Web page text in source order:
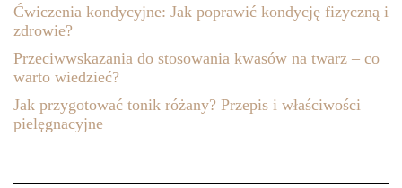
Ćwiczenia kondycyjne: Jak poprawić kondycję fizyczną i
zdrowie?
Przeciwwskazania do stosowania kwasów na twarz – co
warto wiedzieć?
Jak przygotować tonik różany? Przepis i właściwości
pielęgnacyjne